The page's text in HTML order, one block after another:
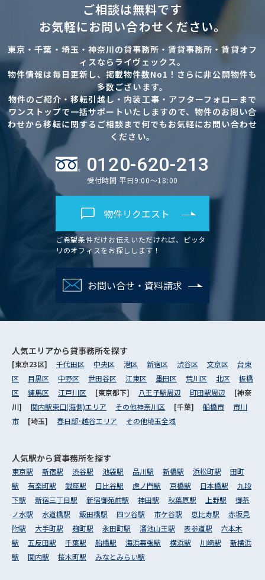
ご相談は無料です
お気軽にお問い合わせください。
東京・千葉・埼玉・神奈川の貸事務所・賃貸事務所・賃貸オフ
ィスならライヴェックス。
物件情報は毎日更新し、掲載物件数No1！さらに非公開物件も
多数ございます。
物件のご紹介・移転引越し・内装工事・アフターフォローまで
ワンストップで一括サポートいたしますので、物件のお問い合
わせから移転に関するご相談まで何でもお気軽にお問い合わせ
ください。
0120-620-213
受付時間 平日9:00～18:00
物件リクエスト
ご希望条件だけお伝えいただければ、ピッタ
リのオフィスをお探しします！
お問い合せ・資料請求
人気エリアから貸事務所を探す
[東京23区] 千代田区 中央区 港区 新宿区 渋谷区 文京区
台東
区
目黒区 中野区 世田谷区 江東区 墨田区 荒川区 北区
板橋
区
練馬区 江戸川区 [東京都下] 八王子駅周辺 町田駅周辺
[神奈
川] 関内駅東口(海側)エリア その他神奈川区 [千葉] 船橋市
市川
市
[埼玉] 春日部･越谷エリア その他埼玉全域
人気駅から貸事務所を探す
東京駅 新宿駅 渋谷駅 池袋駅 品川駅 新橋駅 浜松町駅
田町
駅
有楽町駅 銀座駅 日比谷駅 虎ノ門駅 京橋駅 日本橋駅
九段
下駅
新宿三丁目駅 新宿御苑前駅 神田駅 秋葉原駅 上野駅
御茶
ノ水駅
水道橋駅 飯田橋駅 四ツ谷駅 市ケ谷駅 恵比寿駅
赤坂見
附駅
大手町駅 麹町駅 永田町駅 溜池山王駅 表参道駅
六本木
駅
五反田駅 千葉駅 船橋駅 海浜幕張駅 横浜駅 川崎駅
新横浜
駅
関内駅 桜木町駅 みなとみらい駅